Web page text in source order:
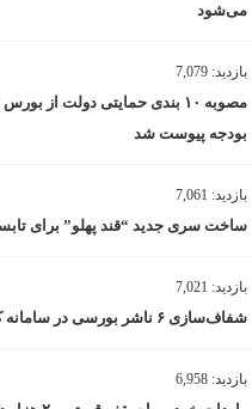
می‌شود
بازدید: 7,079
مصوبه ۱۰ بندی حمایتی دولت از
بودجه پیوست شد
بازدید: 7,061
ساخت سری جدید “قند پهلو” برای تابستان
بازدید: 7,021
شفاف‌سازی ۶ ناشر بورسی در سامانه کدال
بازدید: 6,958